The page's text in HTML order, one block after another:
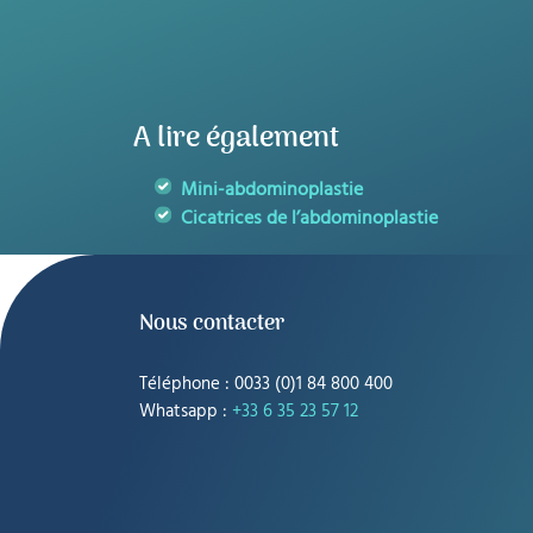
A lire également
Mini-abdominoplastie
Cicatrices de l’abdominoplastie
Nous contacter
Téléphone : 0033 (0)1 84 800 400
Whatsapp : +33 6 35 23 57 12